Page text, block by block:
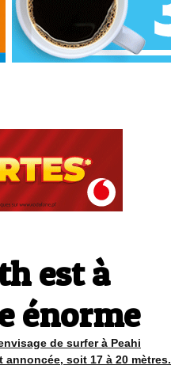
est à
énorme
de surfer à Peahi
annoncée, soit 17 à 20 mètres.